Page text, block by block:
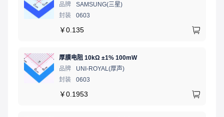
品牌
SAMSUNG(三星)
封装
0603
￥0.135
厚膜电阻 10kΩ ±1% 100mW
品牌
UNI-ROYAL(厚声)
封装
0603
￥0.1953